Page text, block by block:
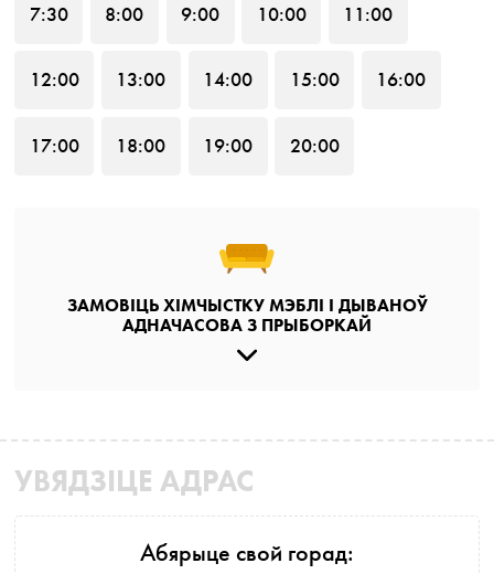
7:30 8:00 9:00 10:00 11:00
12:00 13:00 14:00 15:00 16:00
17:00 18:00 19:00 20:00
ЗАМОВІЦЬ ХІМЧЫСТКУ МЭБЛІ І ДЫВАНОЎ
АДНАЧАСОВА З ПРЫБОРКАЙ
УВЯДЗІЦЕ АДРАС
Абярыце свой горад: